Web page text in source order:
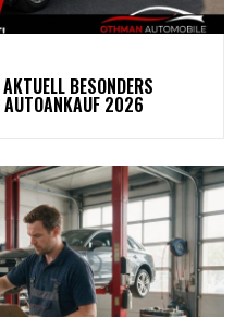
BESONDERS
AUTOANKAUF 2026